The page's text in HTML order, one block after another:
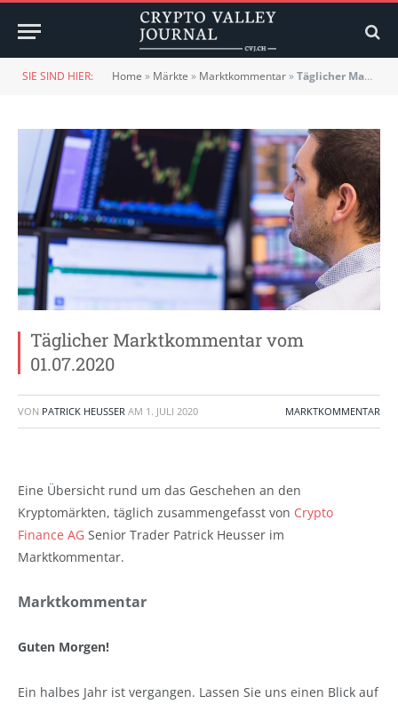
SIE SIND HIER: Home » Märkte » Marktkommentar»Täglicher Marktkommentar vom 01.07.2020
Täglicher Marktkommentar vom
01.07.2020
VON PATRICK HEUSSER AM 1. JULI 2020 MARKTKOMMENTAR
Eine Übersicht rund um das Geschehen an den
Kryptomärkten, täglich zusammengefasst von Crypto
Finance AG Senior Trader Patrick Heusser im
Marktkommentar.
Marktkommentar
Guten Morgen!
Ein halbes Jahr ist vergangen. Lassen Sie uns einen Blick auf